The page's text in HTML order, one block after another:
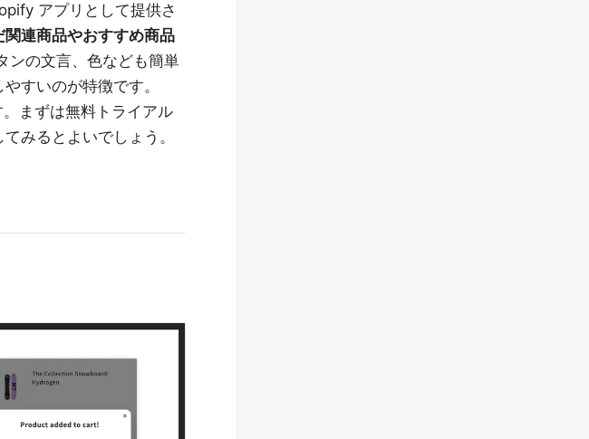
アプリとして提供さ
関連商品やおすすめ商品
ンの文言、色なども簡単
すいのが特徴です。
まずは無料トライアル
みるとよいでしょう。